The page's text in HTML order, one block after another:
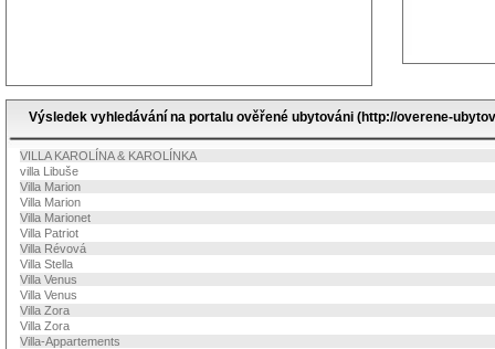
Výsledek vyhledávání na portalu ověřené ubytováni (http://overene-
VILLA KAROLÍNA & KAROLÍNKA
villa Libuše
Villa Marion
Villa Marion
Villa Marionet
Villa Patriot
Villa Révová
Villa Stella
Villa Venus
Villa Venus
Villa Zora
Villa Zora
Villa-Appartements